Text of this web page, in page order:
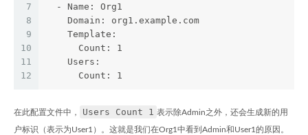
7
8
9
10
11
12
  - Name: Org1
    Domain: org1.example.com
    Template:
      Count: 1
    Users:
      Count: 1
在此配置文件中， Users Count 1 表示除Admin之外，还会生成新的用
户标识（表示为User1）。这就是我们在Org1中看到Admin和User1的原因。